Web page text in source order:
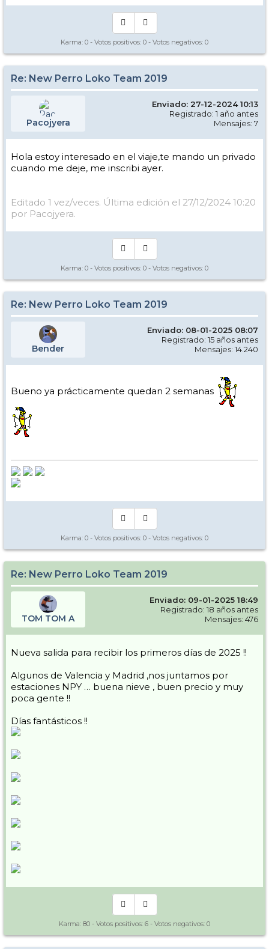
Karma: 0 - Votos positivos: 0 - Votos negativos: 0
Re: New Perro Loko Team 2019
Pacojyera
Enviado: 27-12-2024 10:13
Registrado: 1 año antes
Mensajes: 7
Hola estoy interesado en el viaje,te mando un privado
cuando me deje, me inscribi ayer.
Editado 1 vez/veces. Última edición el 27/12/2024 10:20
por Pacojyera.
Karma: 0 - Votos positivos: 0 - Votos negativos: 0
Re: New Perro Loko Team 2019
Bender
Enviado: 08-01-2025 08:07
Registrado: 15 años antes
Mensajes: 14.240
Bueno ya prácticamente quedan 2 semanas
Karma: 0 - Votos positivos: 0 - Votos negativos: 0
Re: New Perro Loko Team 2019
TOM TOM A
Enviado: 09-01-2025 18:49
Registrado: 18 años antes
Mensajes: 476
Nueva salida para recibir los primeros días de 2025 !!
Algunos de Valencia y Madrid ,nos juntamos por
estaciones NPY … buena nieve , buen precio y muy
poca gente !!
Días fantásticos !!
Karma: 80 - Votos positivos: 6 - Votos negativos: 0